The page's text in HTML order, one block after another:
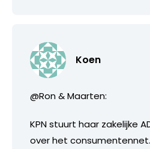
Koen
@Ron & Maarten:
KPN stuurt haar zakelijke
over het